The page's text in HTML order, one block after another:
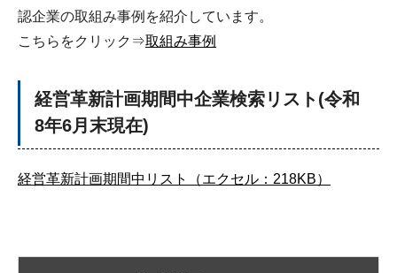
認企業の取組み事例を紹介しています。
こちらをクリック⇒取組み事例
経営革新計画期間中企業検索リスト(令和
8年6月末現在)
経営革新計画期間中リスト（エクセル：218KB）